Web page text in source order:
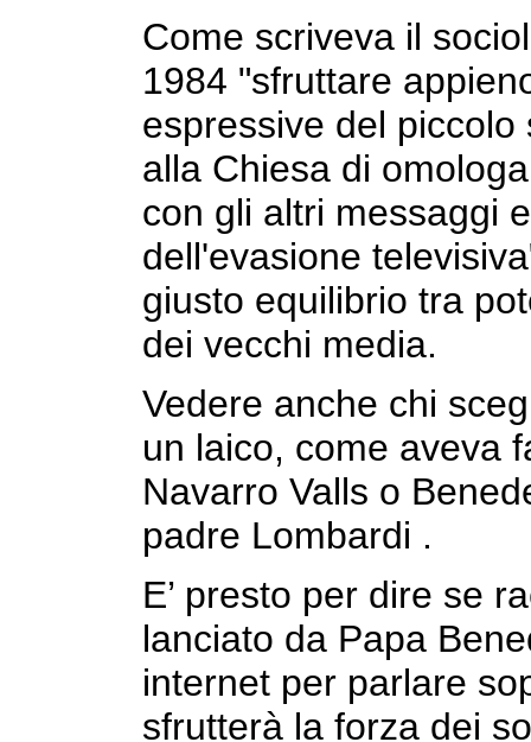
Come scriveva il
1984 "sfruttare
espressive del
alla Chiesa di
con gli altri messaggi
dell'evasione
giusto equilibrio tra
dei vecchi media.
Vedere anche chi
un laico, come aveva
Navarro Valls o
padre Lombardi .
E’ presto per dire se
lanciato da Papa
internet per parlare
sfrutterà la forza dei